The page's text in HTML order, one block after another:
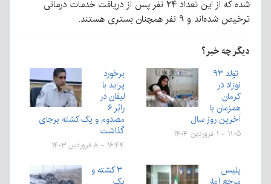
شده که از این تعداد ۲۴ نفر پس از دریافت خدمات درمانی
ترخیص شده‌اند و ۹ نفر همچنان بستری هستند.
دیگر چه خبر؟
تولد ۹۳
نوزاد در
کرمان
همزمان با
آخرین روز سال
۱۱:۰۵ - ۱ فروردین ۱۴۰۴
برخورد
پراید با
لیفان در
رابُر ۶
مصدوم و یک کشته برجای
گذاشت
۱۶:۴۴ - ۸ فروردین ۱۴۰۳
پلیس ۳ کشته و